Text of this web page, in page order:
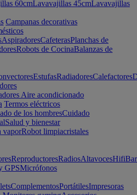
60cmLavavajillas 45cmLavavajillas
Campanas decorativas
AspiradoresCafeterasPlanchas de
Robots de CocinaBalanzas de
EstufasRadiadoresCalefactores
Aire acondicionado
Termos eléctricos
de los hombresCuidado
Salud y bienestar
vaporRobot limpiacristales
ReproductoresRadiosAltavocesHifi
GPSMicrófonos
ComplementosPortátilesImpresoras